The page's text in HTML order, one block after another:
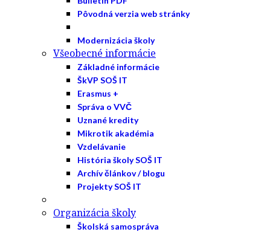
Pôvodná verzia web stránky
Modernizácia školy
Všeobecné informácie
Základné informácie
ŠkVP SOŠ IT
Erasmus +
Správa o VVČ
Uznané kredity
Mikrotik akadémia
Vzdelávanie
História školy SOŠ IT
Archív článkov / blogu
Projekty SOŠ IT
Organizácia školy
Školská samospráva